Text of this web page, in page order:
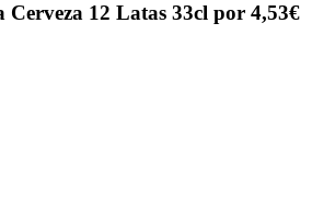
Cerveza 12 Latas 33cl por 4,53€